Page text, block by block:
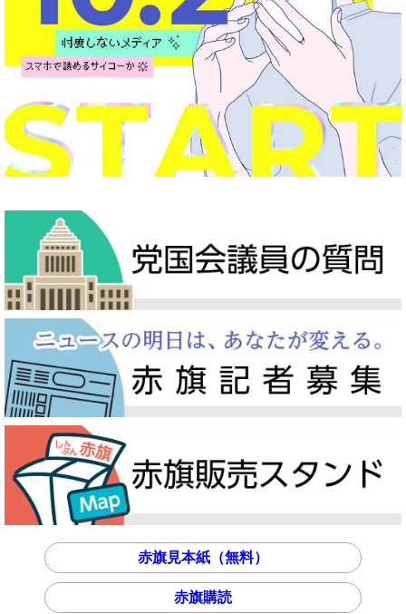
赤旗見本紙（無料）
赤旗購読